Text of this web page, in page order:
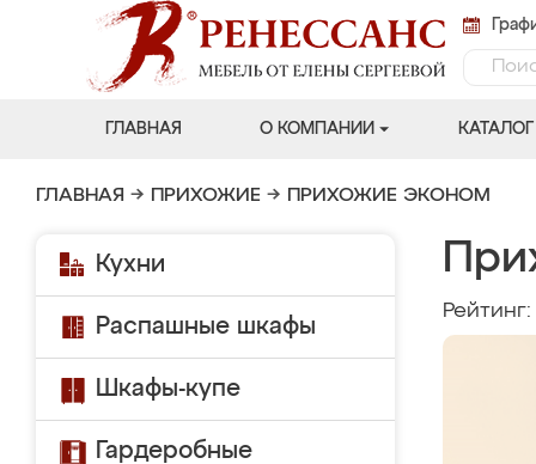
ГЛАВНАЯ О КОМПАНИИ КАТАЛОГ
ГЛАВНАЯ → ПРИХОЖИЕ → ПРИХОЖИЕ ЭКОНОМ
Кухни
Распашные шкафы
Шкафы-купе
Гардеробные
Рейтинг: